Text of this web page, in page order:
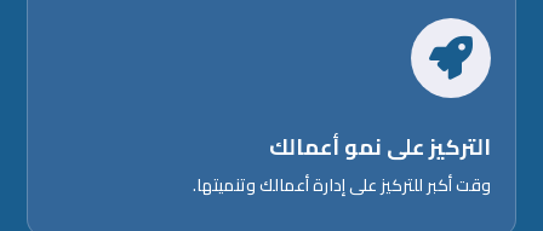

التركيز على نمو أعمالك
وقت أكبر للتركيز على إدارة أعمالك وتنميتها.